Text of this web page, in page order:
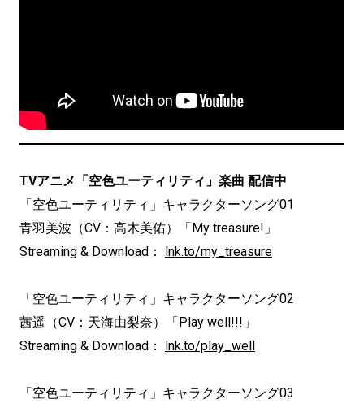
TVアニメ「空色ユーティリティ」楽曲 配信中
「空色ユーティリティ」キャラクターソング01
青羽美波（CV：高木美佑）「My treasure!」
Streaming & Download：
lnk.to/my_treasure
「空色ユーティリティ」キャラクターソング02
茜遥（CV：天海由梨奈）「Play well!!!」
Streaming & Download：
lnk.to/play_well
「空色ユーティリティ」キャラクターソング03